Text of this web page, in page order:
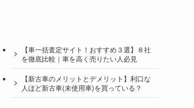
【車一括査定サイト！おすすめ３選】８社
を徹底比較｜車を高く売りたい人必見
【新古車のメリットとデメリット】利口な
人ほど新古車(未使用車)を買っている？